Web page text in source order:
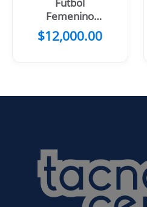
Futbol
Femenino
Rosado Ramas
Celestes
$12,000.00